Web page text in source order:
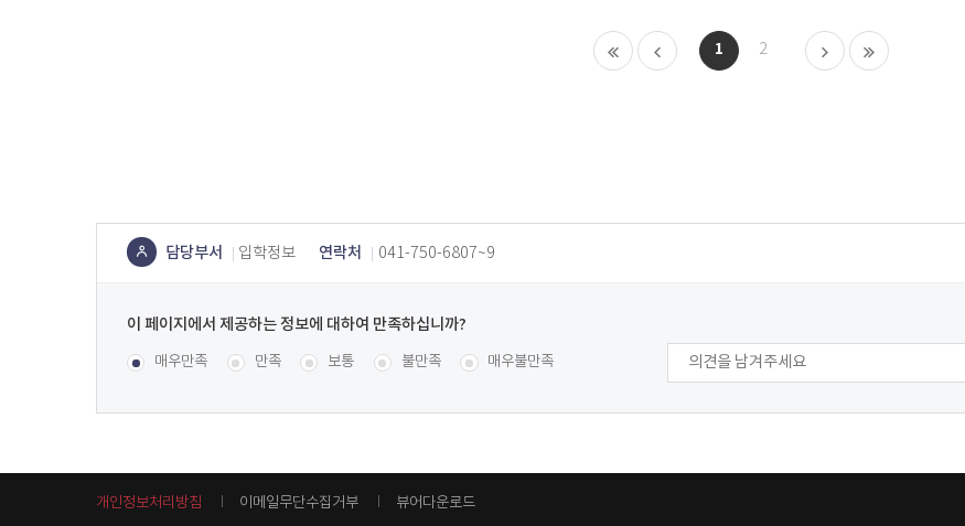
1 2
책임
담당부서 입학정보 연락처 041-750-6807~9
이
이
제
공
매우만족 만족 보통 불만족 매우불만족
개인정보처리방침 이메일무단수집거부 뷰어다운로드